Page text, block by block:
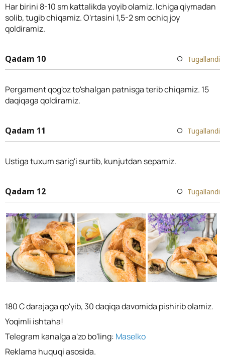
Har birini 8-10 sm kattalikda yoyib olamiz. Ichiga qiymadan
solib, tugib chiqamiz. O'rtasini 1,5-2 sm ochiq joy
qoldiramiz.
Qadam 10 Tugallandi
Pergament qog'oz to'shalgan patnisga terib chiqamiz. 15
daqiqaga qoldiramiz.
Qadam 11 Tugallandi
Ustiga tuxum sarig'i surtib, kunjutdan sepamiz.
Qadam 12 Tugallandi
180 C darajaga qo'yib, 30 daqiqa davomida pishirib olamiz.
Yoqimli ishtaha!
Telegram kanalga a'zo bo'ling: Maselko
Reklama huquqi asosida.